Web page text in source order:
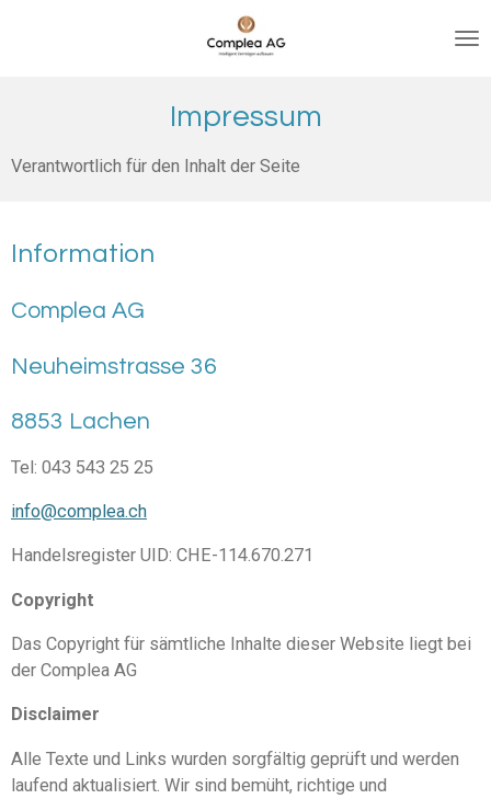
Impressum
Verantwortlich für den Inhalt der Seite
Information
Complea AG
Neuheimstrasse 36
8853 Lachen
Tel: 043 543 25 25
info@complea.ch
Handelsregister UID: CHE-114.670.271
Copyright
Das Copyright für sämtliche Inhalte dieser Website liegt bei
der Complea AG
Disclaimer
Alle Texte und Links wurden sorgfältig geprüft und werden
laufend aktualisiert. Wir sind bemüht, richtige und